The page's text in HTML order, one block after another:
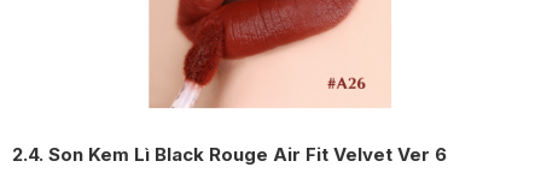
2.4. Son Kem Lì Black Rouge Air Fit Velvet Ver 6